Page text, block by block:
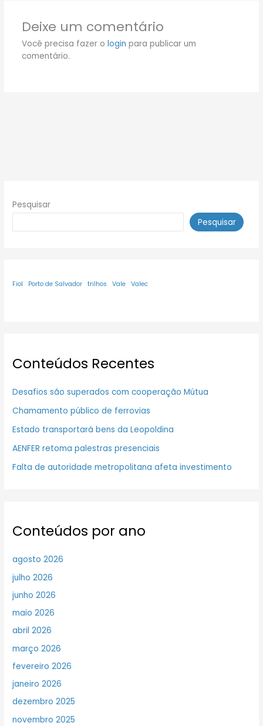
Deixe um comentário
Você precisa fazer o login para publicar um
comentário.
Pesquisar
Pesquisar
Fiol Porto de Salvador trilhos Vale Valec
Conteúdos Recentes
Desafios são superados com cooperação Mútua
Chamamento público de ferrovias
Estado transportará bens da Leopoldina
AENFER retoma palestras presenciais
Falta de autoridade metropolitana afeta investimento
Conteúdos por ano
agosto 2026
julho 2026
junho 2026
maio 2026
abril 2026
março 2026
fevereiro 2026
janeiro 2026
dezembro 2025
novembro 2025